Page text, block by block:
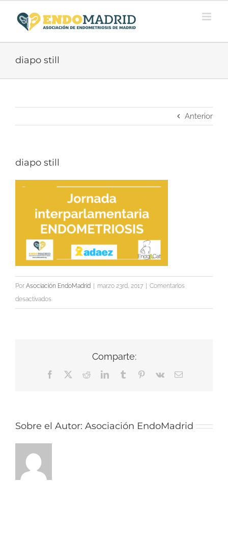
contenido
diapo still
Anterior
diapo still
Por Asociación EndoMadrid | marzo 23rd, 2017 | Comentarios
desactivadosen
Comparte:
Facebook RedditLinkedInTumblr Pinterest
Vk
Correo
Sobre el Autor: Asociación EndoMadrid